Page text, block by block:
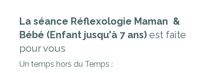
La séance Réflexologie Maman &
Bébé (Enfant jusqu'à 7 ans) est faite
pour vous
Un temps hors du Temps :